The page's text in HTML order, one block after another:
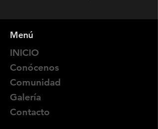
Menú
INICIO
Conócenos
Comunidad
Galería
Contacto